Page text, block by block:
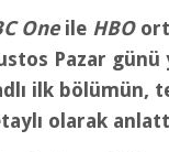
Oneile HBO
Pazar günü
ilk bölümün,
olarak